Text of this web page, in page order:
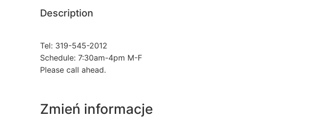
Description
Tel: 319-545-2012
Schedule: 7:30am-4pm M-F
Please call ahead.
Zmień informacje